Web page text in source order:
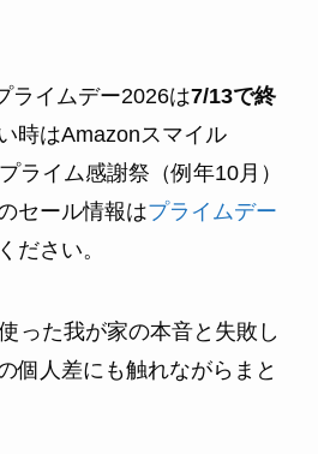
ライムデー2026は7/13で終
時はAmazonスマイル
ライム感謝祭（例年10月）
セール情報はプライムデー
ださい。
った我が家の本音と失敗し
個人差にも触れながらまと